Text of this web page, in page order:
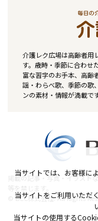
介護レク広場は高齢者用
す。歳時・季節に合わせ
富な習字のお手本、高齢
謡・わらべ歌、季節の歌
ンの素材・情報が満載で
掲載の記事・写真・イラスト
© BCC株式会社. All Rights
当サイトでは、お客様に
当サイトをご利用いただ
当サイトの使用する